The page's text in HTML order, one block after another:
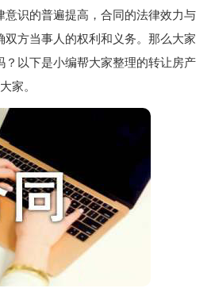
识的普遍提高，合同的法律效力与
双方当事人的权利和义务。那么大家
？以下是小编帮大家整理的转让房产
家。